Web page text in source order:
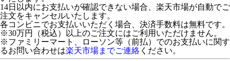
14日以内にお支払いが確認できない場合、楽天市場が自動でご
注文をキャンセルいたします。
各コンビニでお支払いいただく場合、決済手数料は無料です。
※30万円（税込）以上のご注文にはご利用いただけません。
※ファミリーマート、ローソン等（前払）でのお支払いに関す
るお問い合わせは楽天市場までご連絡 ください。